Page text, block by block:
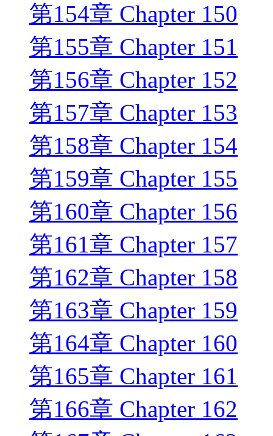
第154章 Chapter 150
第155章 Chapter 151
第156章 Chapter 152
第157章 Chapter 153
第158章 Chapter 154
第159章 Chapter 155
第160章 Chapter 156
第161章 Chapter 157
第162章 Chapter 158
第163章 Chapter 159
第164章 Chapter 160
第165章 Chapter 161
第166章 Chapter 162